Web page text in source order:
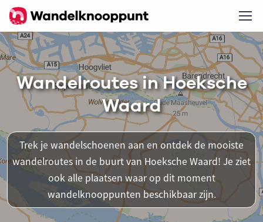
Wandelroutes in Hoeksche
Waard
Trek je wandelschoenen aan en ontdek de mooiste
wandelroutes in de buurt van Hoeksche Waard! Je ziet
ook alle plaatsen waar op dit moment
wandelknooppunten beschikbaar zijn.